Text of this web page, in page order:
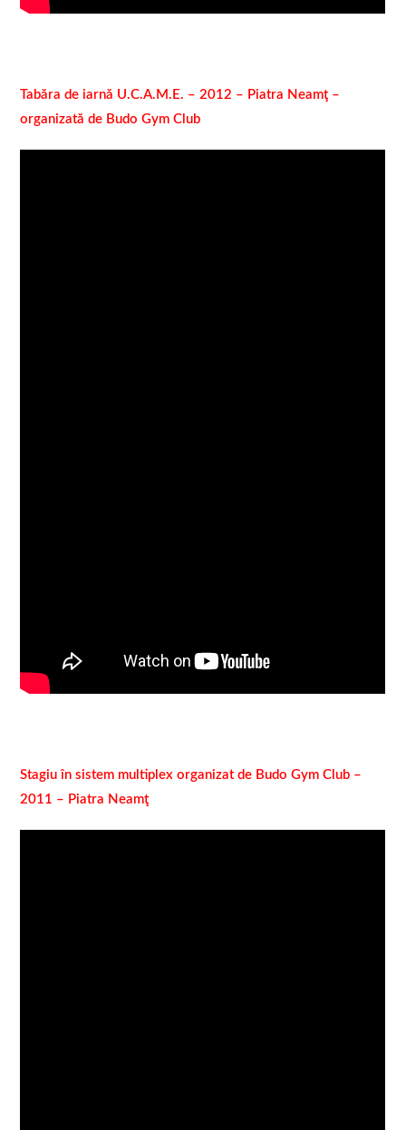
Tabăra de iarnă U.C.A.M.E. – 2012 – Piatra Neamţ –
organizată de Budo Gym Club
Stagiu în sistem multiplex organizat de Budo Gym Club –
2011 – Piatra Neamţ